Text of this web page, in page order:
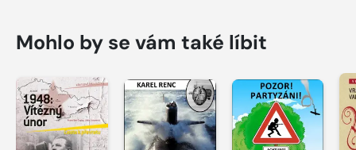
Mohlo by se vám také líbit